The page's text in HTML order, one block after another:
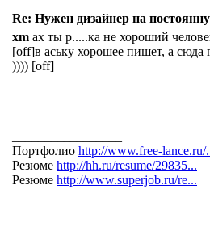
Re: Нужен дизайнер на
xm ах ты р.....ка не хороший
[off]в аську хорошее пишет, а сюда
)))) [off]
Портфолио http://www.free-lance.ru/
Резюме http://hh.ru/resume/29835...
Резюме http://www.superjob.ru/re...